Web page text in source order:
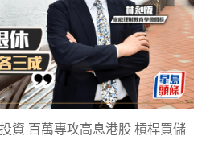
資 百萬專攻高息港股 槓桿買儲